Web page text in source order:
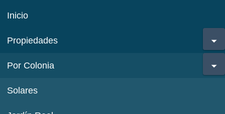
Inicio
Propiedades
Por Colonia
Solares